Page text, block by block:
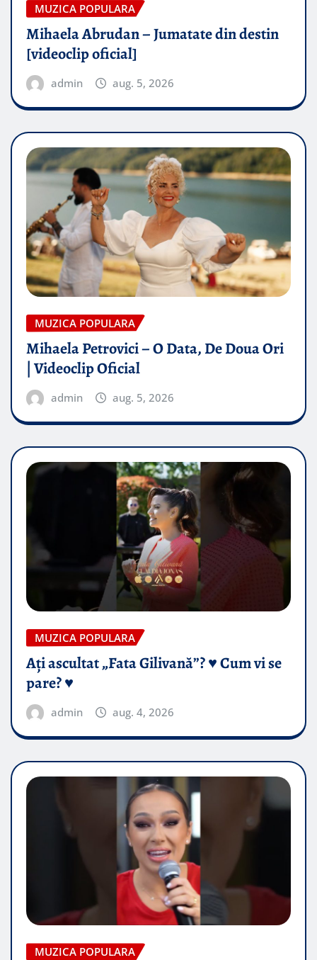
MUZICA POPULARA
Mihaela Abrudan – Jumatate din destin
[videoclip oficial]
admin aug. 5, 2026
MUZICA POPULARA
Mihaela Petrovici – O Data, De Doua Ori
| Videoclip Oficial
admin aug. 5, 2026
MUZICA POPULARA
Ați ascultat „Fata Gilivană”? ♥️ Cum vi se
pare? ♥️
admin aug. 4, 2026
MUZICA POPULARA